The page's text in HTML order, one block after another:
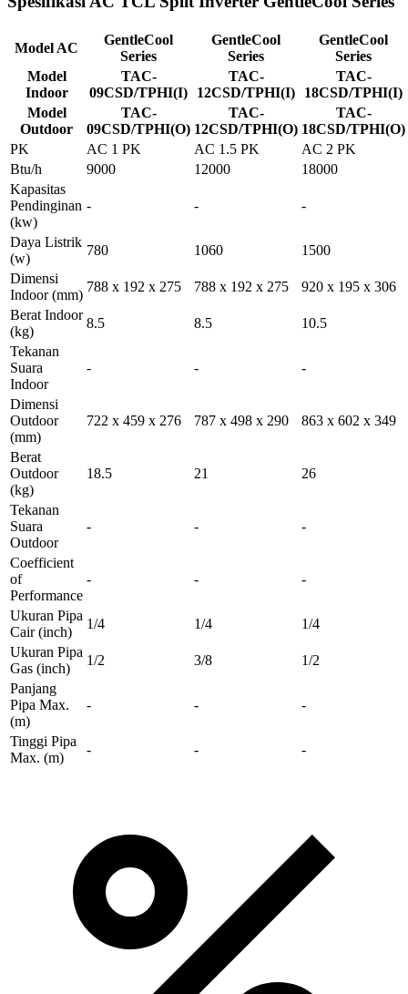
Model AC
GentleCool
Series
GentleCool
Series
GentleCool
Series
Model
Indoor
TAC-
09CSD/TPHI(I)
TAC-
12CSD/TPHI(I)
TAC-
18CSD/TPHI(I)
Model
Outdoor
TAC-
09CSD/TPHI(O)
TAC-
12CSD/TPHI(O)
TAC-
18CSD/TPHI(O)
PK
AC 1 PK AC 1.5 PK
AC 2 PK
Btu/h
9000 12000
18000
Kapasitas
Pendinginan
(kw)
- - -
Daya Listrik
(w)
780 1060
1500
Dimensi
Indoor(mm)
788 x 192 x 275 788 x 192 x 275
920 x 195 x 306
Berat Indoor
(kg)
8.5 8.5
10.5
Tekanan
Suara
Indoor
- - -
Dimensi
Outdoor
(mm)
722 x 459 x 276 787 x 498 x 290 863 x 602 x 349
Berat
Outdoor
(kg)
18.5 21 26
Tekanan
Suara
Outdoor
- - -
Coefficient
of
Performance
- - -
Ukuran Pipa
Cair(inch)
1/4 1/4
1/4
Ukuran Pipa
Gas (inch)
1/2 3/8
1/2
Panjang
Pipa Max.
(m)
- - -
Tinggi Pipa
Max. (m)
- - -